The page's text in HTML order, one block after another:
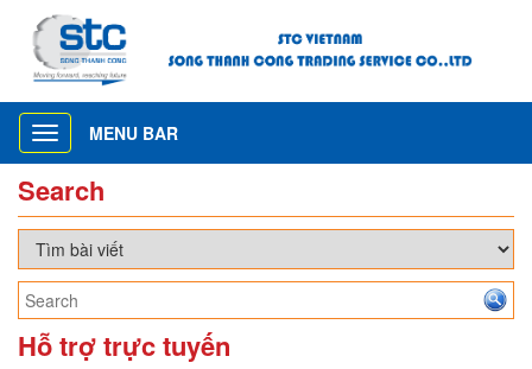
Toggle
navigation
MENU BAR
Search
Hỗ trợ trực tuyến